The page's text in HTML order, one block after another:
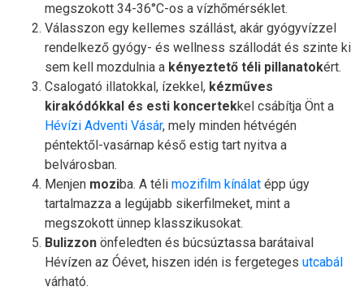
megszokott 34-36°C-os a vízhőmérséklet.
Válasszon egy kellemes szállást, akár gyógyvízzel
rendelkező gyógy- és wellness szállodát és szinte ki
sem kell mozdulnia a kényeztető téli pillanatokért.
Csalogató illatokkal, ízekkel, kézműves
kirakódókkal és esti koncertekkel csábítja Önt a
Hévízi Adventi Vásár, mely minden hétvégén
péntektől-vasárnap késő estig tart nyitva a
belvárosban.
Menjen moziba. A téli mozifilm kínálat épp úgy
tartalmazza a legújabb sikerfilmeket, mint a
megszokott ünnep klasszikusokat.
Bulizzon önfeledten és búcsúztassa barátaival
Hévízen az Óévet, hiszen idén is fergeteges utcabál
várható.